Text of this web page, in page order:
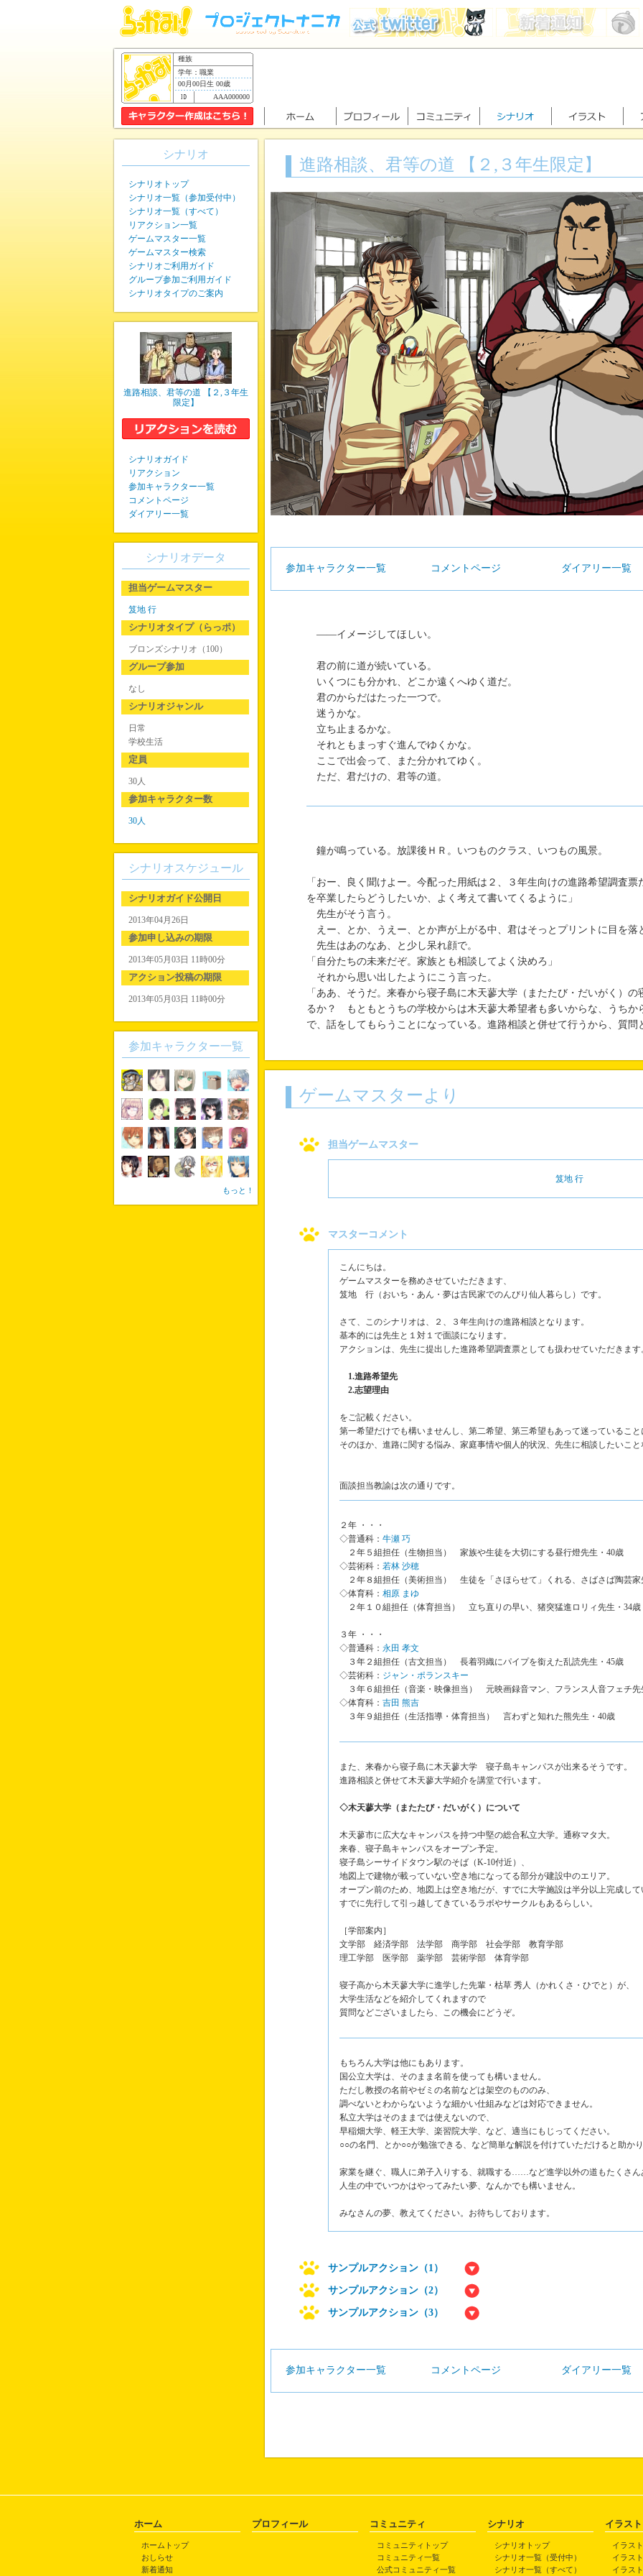
種族
学年：職業
00月00日生 00歳
AAA000000
進路相談、君等の道 【２,３年生限定】
参加キャラクター一覧 コメントページ ダイアリー一覧
――イメージしてほしい。
君の前に道が続いている。
いくつにも分かれ、どこか遠くへゆく道だ。
君のからだはたった一つで。
迷うかな。
立ち止まるかな。
それともまっすぐ進んでゆくかな。
ここで出会って、また分かれてゆく。
ただ、君だけの、君等の道。
鐘が鳴っている。放課後ＨＲ。いつものクラス、いつもの風景。
「おー、良く聞けよー。今配った用紙は２、３年生向けの進路希望調査
を卒業したらどうしたいか、よく考えて書いてくるように」
先生がそう言う。
えー、とか、うえー、とか声が上がる中、君はそっとプリントに目を落
先生はあのなあ、と少し呆れ顔で。
「自分たちの未来だぞ。家族とも相談してよく決めろ」
それから思い出したようにこう言った。
「ああ、そうだ。来春から寝子島に木天蓼大学（またたび・だいがく）
るか？ もともとうちの学校からは木天蓼大希望者も多いからな、うちか
で、話をしてもらうことになっている。進路相談と併せて行うから、質問
ゲームマスターより
担当ゲームマスター
笈地 行
マスターコメント
こんにちは。
ゲームマスターを務めさせていただきます、
笈地 行（おいち・あん・夢は古民家でのんびり仙人暮らし）です。
さて、このシナリオは、２、３年生向けの進路相談となります。
基本的には先生と１対１で面談になります。
アクションは、先生に提出した進路希望調査票としても扱わせていただきます
1.進路希望先
2.志望理由
をご記載ください。
第一希望だけでも構いませんし、第二希望、第三希望もあって迷っていること
そのほか、進路に関する悩み、家庭事情や個人的状況、先生に相談したいこと
面談担当教諭は次の通りです。
２年 ・・・
◇普通科： 牛瀬 巧
２年５組担任（生物担当） 家族や生徒を大切にする昼行燈先生・40歳
◇芸術科： 若林 沙穂
２年８組担任（美術担当） 生徒を「さほらせて」くれる、さばさば陶芸家
◇体育科： 相原 まゆ
２年１０組担任（体育担当） 立ち直りの早い、猪突猛進ロリィ先生・34歳
３年 ・・・
◇普通科： 永田 孝文
３年２組担任（古文担当） 長着羽織にパイプを銜えた乱読先生・45歳
◇芸術科： ジャン・ポランスキー
３年６組担任（音楽・映像担当） 元映画録音マン、フランス人音フェチ先
◇体育科： 吉田 熊吉
３年９組担任（生活指導・体育担当） 言わずと知れた熊先生・40歳
また、来春から寝子島に木天蓼大学 寝子島キャンパスが出来るそうです。
進路相談と併せて木天蓼大学紹介を講堂で行います。
◇木天蓼大学（またたび・だいがく）について
木天蓼市に広大なキャンパスを持つ中堅の総合私立大学。通称マタ大。
来春、寝子島キャンパスをオープン予定。
寝子島シーサイドタウン駅のそば（K-10付近）、
地図上で建物が載っていない空き地になってる部分が建設中のエリア。
オープン前のため、地図上は空き地だが、すでに大学施設は半分以上完成して
すでに先行して引っ越してきているラボやサークルもあるらしい。
［学部案内］
文学部 経済学部 法学部 商学部 社会学部 教育学部
理工学部 医学部 薬学部 芸術学部 体育学部
寝子高から木天蓼大学に進学した先輩・枯草 秀人（かれくさ・ひでと）が、
大学生活などを紹介してくれますので
質問などございましたら、この機会にどうぞ。
もちろん大学は他にもあります。
国公立大学は、そのまま名前を使っても構いません。
ただし教授の名前やゼミの名前などは架空のもののみ、
調べないとわからないような細かい仕組みなどは対応できません。
私立大学はそのままでは使えないので、
早稲畑大学、軽王大学、楽習院大学、など、適当にもじってください。
○○の名門、とか○○が勉強できる、など簡単な解説を付けていただけると助かり
家業を継ぐ、職人に弟子入りする、就職する……など進学以外の道もたくさん
人生の中でいつかはやってみたい夢、なんかでも構いません。
みなさんの夢、教えてください。お待ちしております。
サンプルアクション（1）
サンプルアクション（2）
サンプルアクション（3）
参加キャラクター一覧 コメントページ ダイアリー一覧
シナリオ
シナリオトップ
シナリオ一覧（参加受付中）
シナリオ一覧（すべて）
リアクション一覧
ゲームマスター一覧
ゲームマスター検索
シナリオご利用ガイド
グループ参加ご利用ガイド
シナリオタイプのご案内
進路相談、君等の道 【２,３年生
限定】
シナリオガイド
リアクション
参加キャラクター一覧
コメントページ
ダイアリー一覧
シナリオデータ
担当ゲームマスター
笈地 行
シナリオタイプ（らっポ）
ブロンズシナリオ（100）
グループ参加
なし
シナリオジャンル
日常
学校生活
定員
30人
参加キャラクター数
30人
シナリオスケジュール
シナリオガイド公開日
2013年04月26日
参加申し込みの期限
2013年05月03日 11時00分
アクション投稿の期限
2013年05月03日 11時00分
参加キャラクター一覧
もっと！
ホーム
ホームトップ
おしらせ
新着通知
プロフィール コミュニティ
コミュニティトップ
コミュニティ一覧
公式コミュニティ一覧
シナリオ
シナリオトップ
シナリオ一覧（受付中）
シナリオ一覧（すべて）
イラスト
イラス
イラス
イラス